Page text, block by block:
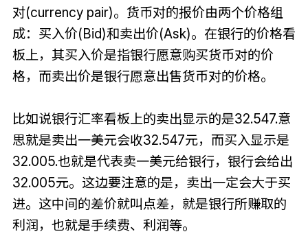
对(currency pair)。货币对的报价由两个价格组
成：买入价(Bid)和卖出价(Ask)。在银行的价格看
板上，其买入价是指银行愿意购买货币对的价
格，而卖出价是银行愿意出售货币对的价格。
比如说银行汇率看板上的卖出显示的是32.547.意
思就是卖出一美元会收32.547元，而买入显示是
32.005.也就是代表卖一美元给银行，银行会给出
32.005元。这边要注意的是，卖出一定会大于买
进。这中间的差价就叫点差，就是银行所赚取的
利润，也就是手续费、利润等。